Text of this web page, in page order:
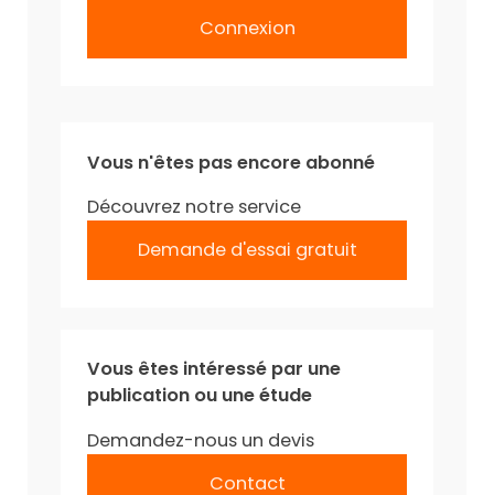
Connexion
Vous n'êtes pas encore abonné
Découvrez notre service
Demande d'essai gratuit
Vous êtes intéressé par une
publication ou une étude
Demandez-nous un devis
Contact